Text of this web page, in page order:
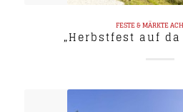
FESTE & MÄRKTE
„Herbstfest auf